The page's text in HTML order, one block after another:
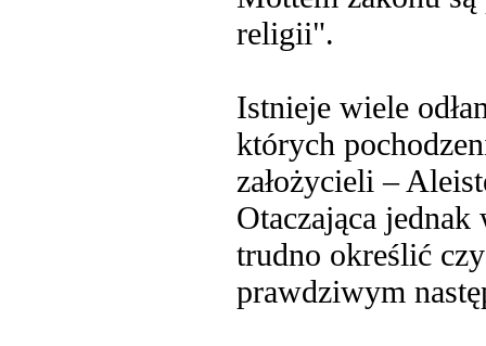
religii".
Istnieje wiele
których
założycieli –
Otaczająca
trudno określić
prawdziwym